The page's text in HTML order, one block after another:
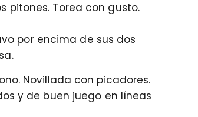
pitones. Torea con gusto.
por encima de sus dos
Novillada con picadores.
y de buen juego en líneas